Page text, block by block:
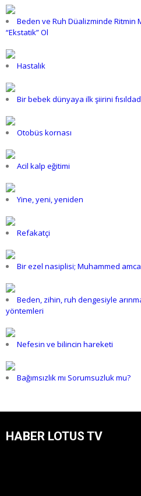
Beden ve Ruh Düalizminde Ritmin
“Ekstatik” Ol
Hastalık
Bir bebek dünyaya ilk şiirini
Otobüs kornası
Acil kalp eğitimi
Yine, yeni, yeniden
Refakatçi
Bir ezel nasiplisi; Muhammed amca
Beden, zihin, ruh dengesiyle
yöntemleri
Nefesin ve bilincin hareketi
Bağımsızlık mı Sorumsuzluk mu?
HABER LOTUS TV